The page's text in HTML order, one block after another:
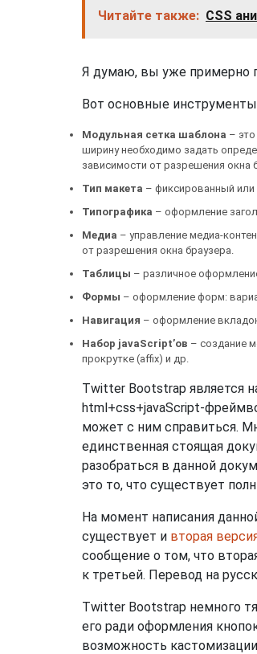
Читайте также: CSS
Я думаю, вы уже примерно
Вот основные
Модульная сетка шаблона –
ширину необходимо задать
зависимости от разрешения окна
Тип макета – фиксированный или
Типографика – оформление
Медиа – управление медиа-
от разрешения окна браузера.
Таблицы – различное
Формы – оформление форм:
Навигация – оформление
Набор javaScript’ов – создание
прокрутке (affix) и др.
Twitter Bootstrap является
html+css+javaScript-
может с ним справиться.
единственная стоящая
разобраться в данной
это то, что существует
На момент написания
существует и вторая
сообщение о том, что
к третьей. Перевод на
Twitter Bootstrap немного
его ради оформления
возможность